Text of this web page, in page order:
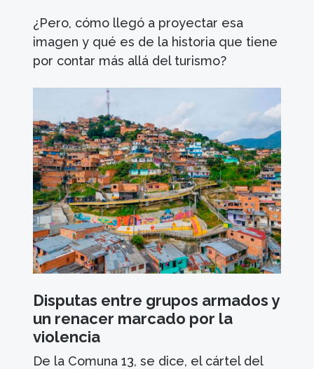
¿Pero, cómo llegó a proyectar esa
imagen y qué es de la historia que tiene
por contar más allá del turismo?
Disputas entre grupos armados y
un renacer marcado por la
violencia
De la Comuna 13, se dice, el cártel del